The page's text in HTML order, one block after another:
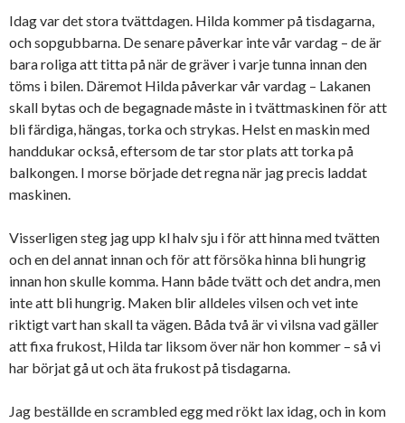
Idag var det stora tvättdagen. Hilda kommer på tisdagarna,
och sopgubbarna. De senare påverkar inte vår vardag – de är
bara roliga att titta på när de gräver i varje tunna innan den
töms i bilen. Däremot Hilda påverkar vår vardag – Lakanen
skall bytas och de begagnade måste in i tvättmaskinen för att
bli färdiga, hängas, torka och strykas. Helst en maskin med
handdukar också, eftersom de tar stor plats att torka på
balkongen. I morse började det regna när jag precis laddat
maskinen.
Visserligen steg jag upp kl halv sju i för att hinna med tvätten
och en del annat innan och för att försöka hinna bli hungrig
innan hon skulle komma. Hann både tvätt och det andra, men
inte att bli hungrig. Maken blir alldeles vilsen och vet inte
riktigt vart han skall ta vägen. Båda två är vi vilsna vad gäller
att fixa frukost, Hilda tar liksom över när hon kommer – så vi
har börjat gå ut och äta frukost på tisdagarna.
Jag beställde en scrambled egg med rökt lax idag, och in kom